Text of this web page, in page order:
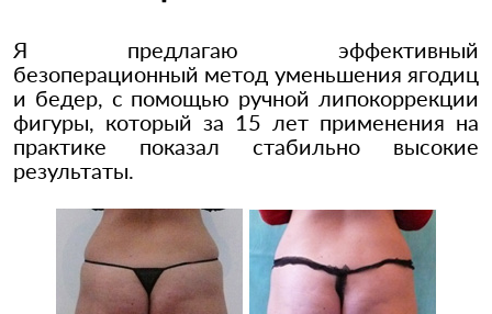
Я предлагаю эффективный
безоперационный метод уменьшения ягодиц
и бедер, с помощью ручной липокоррекции
фигуры, который за 15 лет применения на
практике показал стабильно высокие
результаты.